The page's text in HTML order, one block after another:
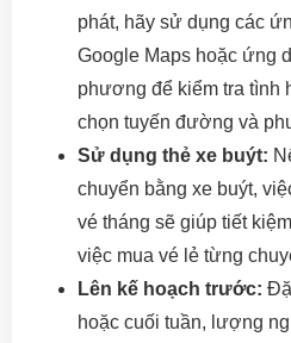
phát, hãy sử dụng các
Google Maps hoặc ứng
phương để kiểm tra tình
chọn tuyến đường và
Sử dụng thẻ xe buýt:
chuyển bằng xe buýt,
vé tháng sẽ giúp tiết
việc mua vé lẻ từng
Lên kế hoạch trước:
hoặc cuối tuần, lượng